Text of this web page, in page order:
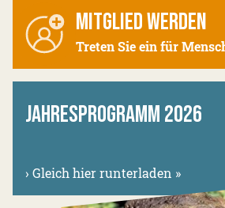
MITGLIED WERDEN
Treten Sie ein für
JAHRESPROGRAMM 2026
› Gleich hier runterladen »